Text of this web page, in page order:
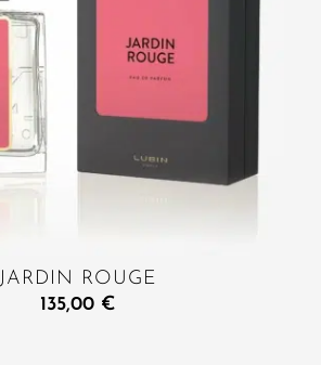
JARDIN ROUGE
135,00 €